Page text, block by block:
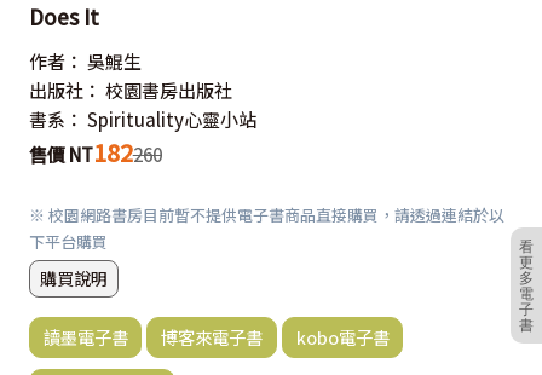
看
更
多
電
子
書
Does It
作者： 吳鯤生
出版社： 校園書房出版社
書系： Spirituality心靈小站
售價 NT182260
※ 校園網路書房目前暫不提供電子書商品直接購買，請透過連結於以
下平台購買
購買說明
讀墨電子書 博客來電子書 kobo電子書